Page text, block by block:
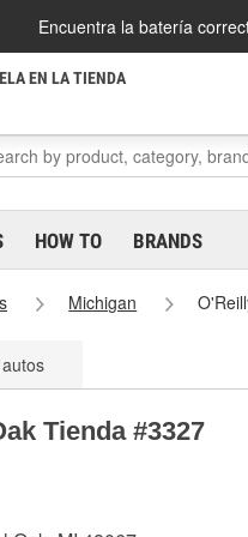
Encuentra la batería
EN LA TIENDA
HOW TO BRANDS
Michigan
Tienda #3327